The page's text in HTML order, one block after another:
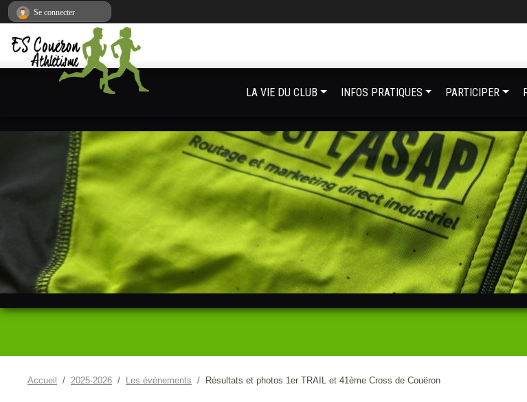
Accueil 2025-2026 Les évènements Résultats et photos 1er TRAIL et 41ème Cross de Couëron
LA VIE DU CLUB INFOS PRATIQUES PARTICIPER
Se connecter
Panneau de gestion des cookies